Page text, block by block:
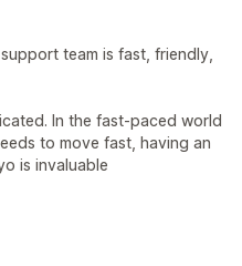
team is fast, friendly,
In the fast-paced world
to move fast, having an
is invaluable